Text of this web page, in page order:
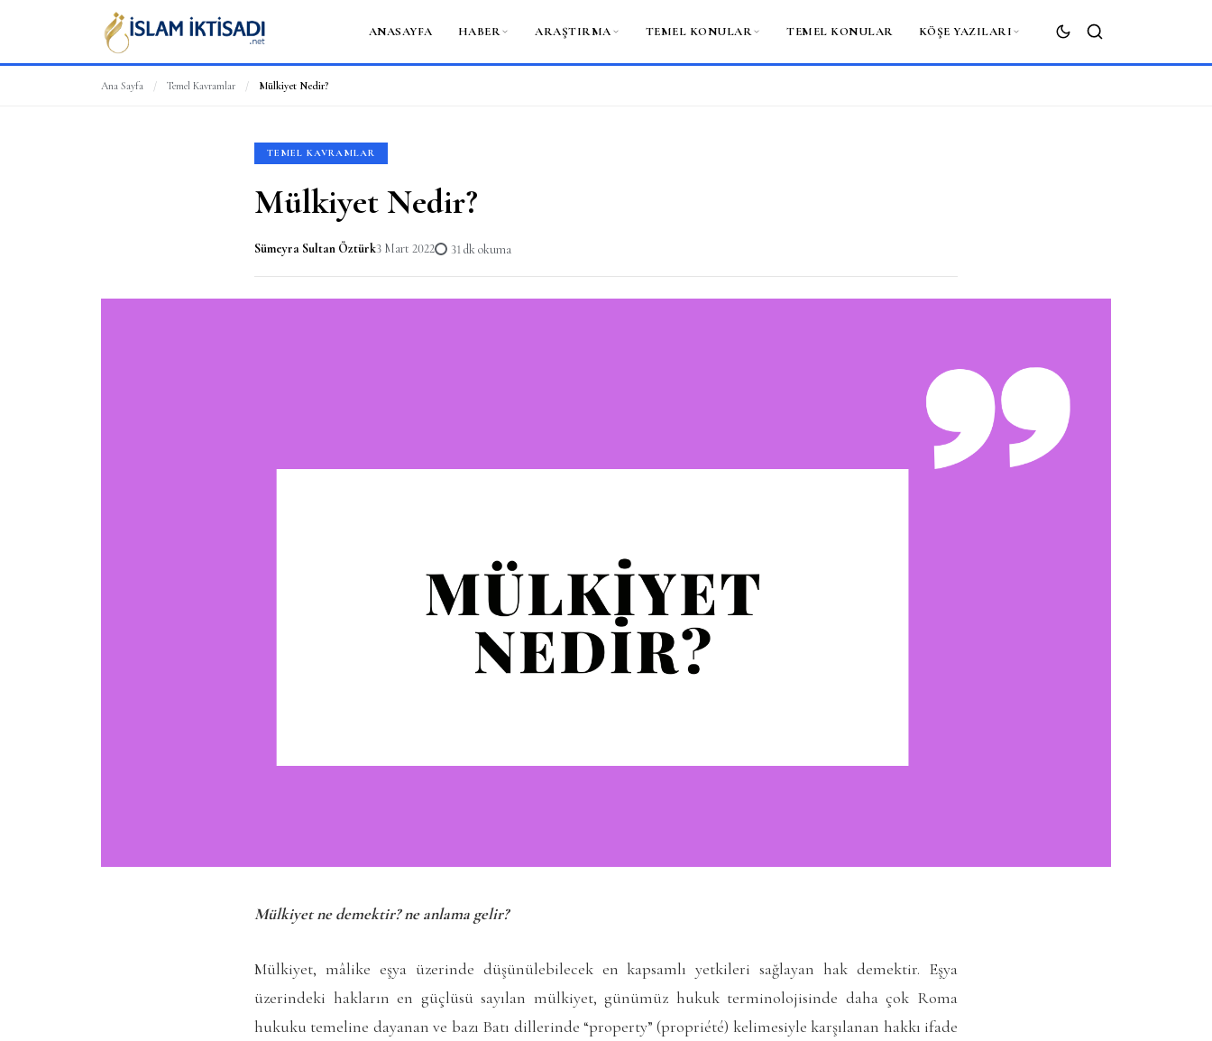
ANASAYFA HABER ARAŞTIRMA TEMEL KONULAR TEMEL KONULAR KÖŞE YAZILARI
ARA
Ana Sayfa / Temel Kavramlar / Mülkiyet Nedir?
TEMEL KAVRAMLAR
Mülkiyet Nedir?
Sümeyra Sultan Öztürk3 Mart 2022 31 dk okuma
Mülkiyet ne demektir? ne anlama gelir?
Mülkiyet, mâlike eşya üzerinde düşünülebilecek en kapsamlı yetkileri sağlayan hak demektir. Eşya
üzerindeki hakların en güçlüsü sayılan mülkiyet, günümüz hukuk terminolojisinde daha çok Roma
hukuku temeline dayanan ve bazı Batı dillerinde “property” (propriété) kelimesiyle karşılanan hakkı ifade